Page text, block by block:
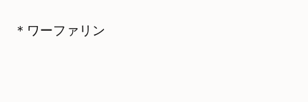
＊ワーファリン